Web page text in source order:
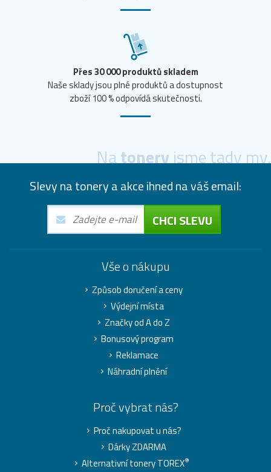
Přes 30 000 produktů skladem
Naše sklady jsou plné produktů a dostupnost
zboží 100 % odpovídá skutečnosti.
Natoneryjsme tady my.
Slevy na tonery a akce ihned na váš email:
CHCI SLEVU
Vše o nákupu
Způsob doručení a ceny
Výdejní místa
Značky od A do Z
Bonusový program
Reklamace
Náhradní plnění
Proč vybrat nás?
Proč nakupovat u nás?
Dárky ZDARMA
Alternativní tonery TOREX®